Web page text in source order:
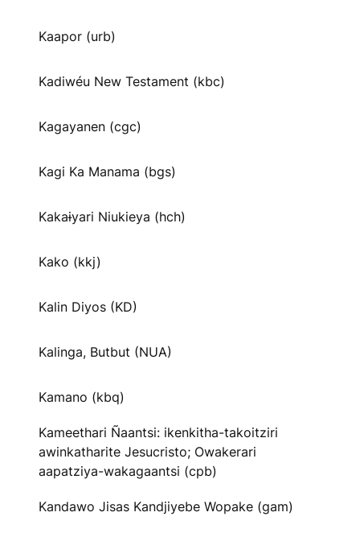
Kaapor (urb)
Kadiwéu New Testament (kbc)
Kagayanen (cgc)
Kagi Ka Manama (bgs)
Kakaɨyari Niukieya (hch)
Kako (kkj)
Kalin Diyos (KD)
Kalinga, Butbut (NUA)
Kamano (kbq)
Kameethari Ñaantsi: ikenkitha-takoitziri
awinkatharite Jesucristo; Owakerari
aapatziya-wakagaantsi (cpb)
Kandawo Jisas Kandjiyebe Wopake (gam)